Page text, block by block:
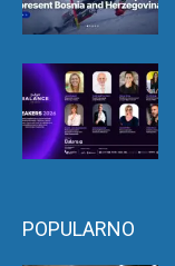
POPULARNO